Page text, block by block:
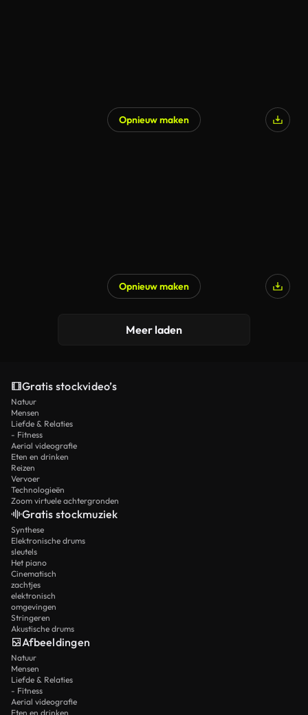
Opnieuw maken
Opnieuw maken
Meer laden
Gratis stockvideo’s
Natuur
Mensen
Liefde & Relaties
- Fitness
Aerial videografie
Eten en drinken
Reizen
Vervoer
Technologieën
Zoom virtuele achtergronden
Gratis stockmuziek
Synthese
Elektronische drums
sleutels
Het piano
Cinematisch
zachtjes
elektronisch
omgevingen
Stringeren
Akustische drums
Afbeeldingen
Natuur
Mensen
Liefde & Relaties
- Fitness
Aerial videografie
Eten en drinken